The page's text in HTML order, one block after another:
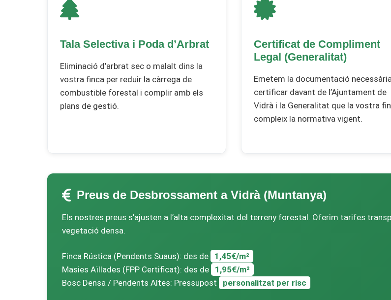
Tala Selectiva i Poda d’Arbrat
Eliminació d’arbrat sec o malalt dins la
vostra finca per reduir la càrrega de
combustible forestal i complir amb els
plans de gestió.
Certificat de Compliment
Legal (Generalitat)
Emetem la documentació
certificar davant de l’Ajuntament de
Vidrà i la Generalitat que la vostra
compleix la normativa vigent.
Preus de Desbrossament a Vidrà (Muntanya)
Els nostres preus s’ajusten a l’alta complexitat del terreny forestal. Oferim tarifes
vegetació densa.
Finca Rústica (Pendents Suaus): des de
1,45€/m²
Masies Aïllades (FPP Certificat): des de
1,95€/m²
Bosc Densa / Pendents Altes: Pressupost
personalitzat per risc